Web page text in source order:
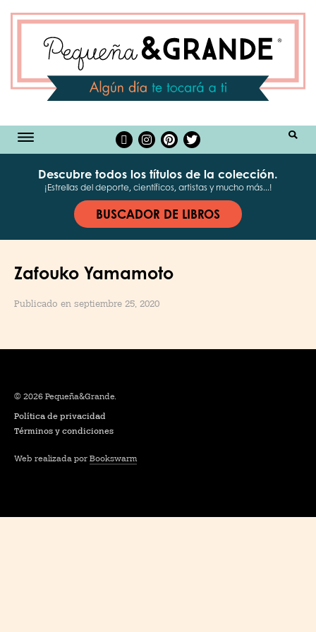
Descubre todos los títulos de la colección.
¡Estrellas del deporte, científicos, artistas y mucho más...!
BUSCADOR DE LIBROS
Zafouko Yamamoto
Publicado en septiembre 25, 2020
© 2026 Pequeña&Grande.
Política de privacidad
Términos y condiciones
Web realizada por Bookswarm